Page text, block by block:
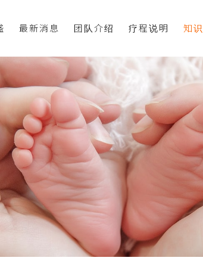
最新消息 团队介绍 疗程说明 知